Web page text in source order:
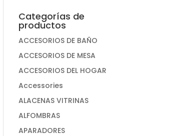
Categorías de
productos
ACCESORIOS DE BAÑO
ACCESORIOS DE MESA
ACCESORIOS DEL HOGAR
Accessories
ALACENAS VITRINAS
ALFOMBRAS
APARADORES